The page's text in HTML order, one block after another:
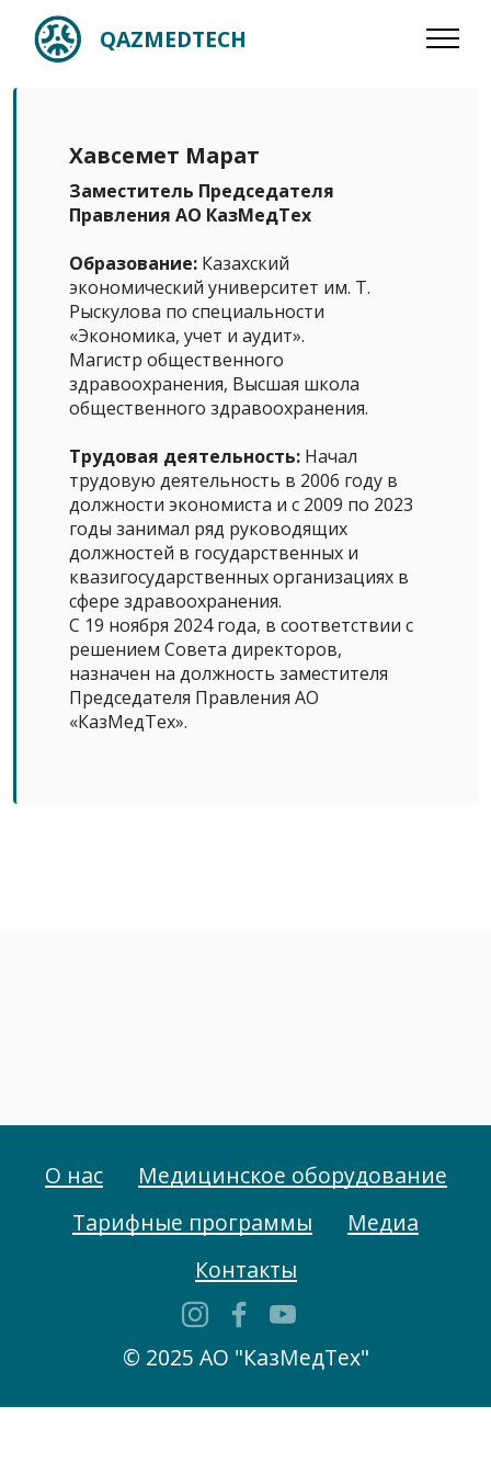
QAZMEDTECH
Хавсемет Марат
Заместитель Председателя
Правления АО КазМедТех
Образование: Казахский
экономический университет им. Т.
Рыскулова по специальности
«Экономика, учет и аудит».
Магистр общественного
здравоохранения, Высшая школа
общественного здравоохранения.
Трудовая деятельность: Начал
трудовую деятельность в 2006 году в
должности экономиста и с 2009 по 2023
годы занимал ряд руководящих
должностей в государственных и
квазигосударственных организациях в
сфере здравоохранения.
С 19 ноября 2024 года, в соответствии с
решением Совета директоров,
назначен на должность заместителя
Председателя Правления АО
«КазМедТех».
О нас
Медицинское оборудование
Тарифные программы
Медиа
Контакты
© 2025 АО "КазМедТех"